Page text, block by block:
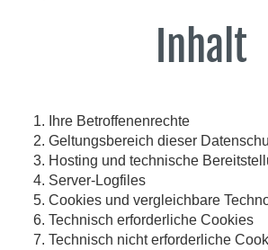
Inhalt
Ihre Betroffenenrechte
Geltungsbereich dieser
Hosting und technische
Server-Logfiles
Cookies und vergleichbare
Technisch erforderliche Cookies
Technisch nicht erforderliche